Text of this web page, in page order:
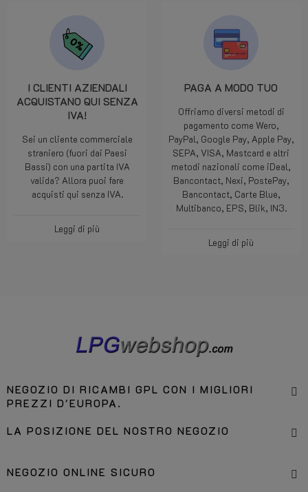
I CLIENTI AZIENDALI
ACQUISTANO QUI SENZA
IVA!
Sei un cliente commerciale
straniero (fuori dai Paesi
Bassi) con una partita IVA
valida? Allora puoi fare
acquisti qui senza IVA.
Leggi di più
PAGA A MODO TUO
Offriamo diversi metodi di
pagamento come Wero,
PayPal, Google Pay, Apple Pay,
SEPA, VISA, Mastcard e altri
metodi nazionali come iDeal,
Bancontact, Nexi, PostePay,
Bancontact, Carte Blue,
Multibanco, EPS, Blik, IN3.
Leggi di più
NEGOZIO DI RICAMBI GPL CON I MIGLIORI
PREZZI D'EUROPA.
LA POSIZIONE DEL NOSTRO NEGOZIO
NEGOZIO ONLINE SICURO